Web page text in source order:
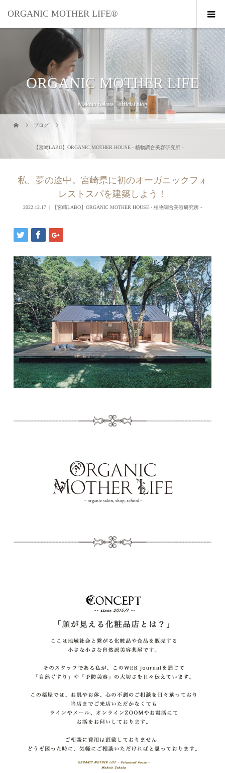
ORGANIC MOTHER LIFE®︎
ORGANIC MOTHER LIFE
Makoto Sakata - official blog
ブログ
【宮崎LABO】ORGANIC MOTHER HOUSE - 植物調合美容研究所 -
私、夢の途中。宮崎県に初のオーガニックフォ
レストスパを建築しよう！
2022.12.17 【宮崎LABO】ORGANIC MOTHER HOUSE - 植物調合美容研究所 -